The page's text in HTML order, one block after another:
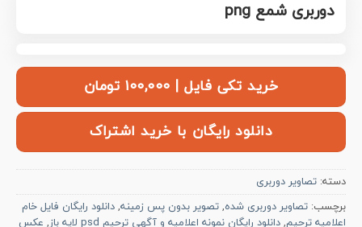
دوربری شمع png
خرید تکی فایل | ۱۰۰,۰۰۰ تومان
دانلود رایگان با خرید اشتراک
دسته: تصاویر دوربری
برچسب: تصاویر دوربری شده, تصویر بدون پس زمینه, دانلود رایگان فایل خام
اعلامیه ترحیم, دانلود رایگان نمونه اعلامیه و آگهی ترحیم psd لایه باز , عکس